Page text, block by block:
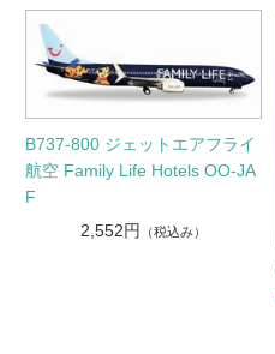
B737-800 ジェットエアフライ
航空 Family Life Hotels OO-JA
F
2,552円
（税込み）